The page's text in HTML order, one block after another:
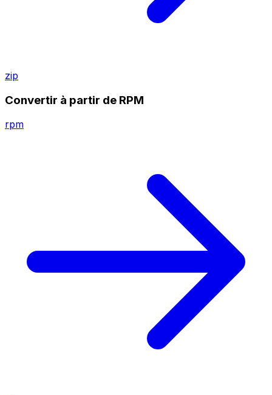
zip
Convertir à partir de RPM
rpm